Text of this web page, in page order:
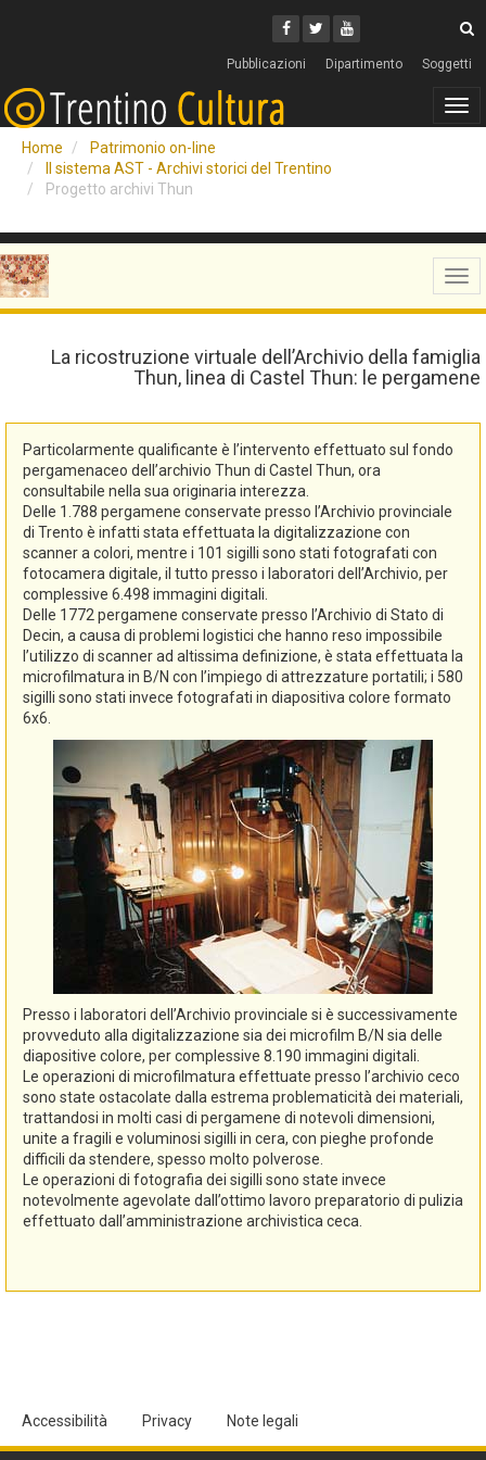
Facebook
Twitter
Youtube
Pubblicazioni Dipartimento Soggetti
Home
Patrimonio on-line
Il sistema AST - Archivi storici del Trentino
Progetto archivi Thun
La ricostruzione virtuale dell’Archivio della famiglia
Thun, linea di Castel Thun: le pergamene
Particolarmente qualificante è l’intervento effettuato sul fondo
pergamenaceo dell’archivio Thun di Castel Thun, ora
consultabile nella sua originaria interezza.
Delle 1.788 pergamene conservate presso l’Archivio provinciale
di Trento è infatti stata effettuata la digitalizzazione con
scanner a colori, mentre i 101 sigilli sono stati fotografati con
fotocamera digitale, il tutto presso i laboratori dell’Archivio, per
complessive 6.498 immagini digitali.
Delle 1772 pergamene conservate presso l’Archivio di Stato di
Decin, a causa di problemi logistici che hanno reso impossibile
l’utilizzo di scanner ad altissima definizione, è stata effettuata la
microfilmatura in B/N con l’impiego di attrezzature portatili; i 580
sigilli sono stati invece fotografati in diapositiva colore formato
6x6.
Presso i laboratori dell’Archivio provinciale si è successivamente
provveduto alla digitalizzazione sia dei microfilm B/N sia delle
diapositive colore, per complessive 8.190 immagini digitali.
Le operazioni di microfilmatura effettuate presso l’archivio ceco
sono state ostacolate dalla estrema problematicità dei materiali,
trattandosi in molti casi di pergamene di notevoli dimensioni,
unite a fragili e voluminosi sigilli in cera, con pieghe profonde
difficili da stendere, spesso molto polverose.
Le operazioni di fotografia dei sigilli sono state invece
notevolmente agevolate dall’ottimo lavoro preparatorio di pulizia
effettuato dall’amministrazione archivistica ceca.
Accessibilità Privacy Note legali